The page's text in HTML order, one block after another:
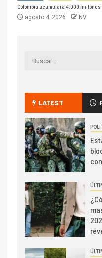
Colombia acumulará 4,000
agosto 4, 2026 NV
LATEST